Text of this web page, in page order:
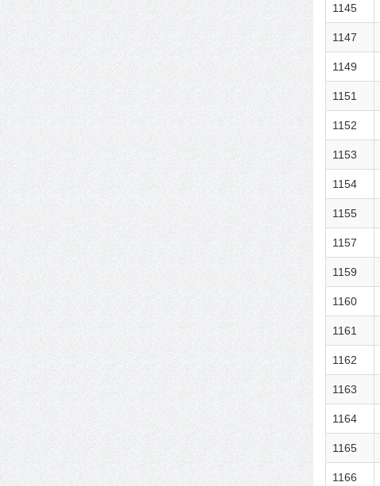
1145
1147
1149
1151
1152
1153
1154
1155
1157
1159
1160
1161
1162
1163
1164
1165
1166